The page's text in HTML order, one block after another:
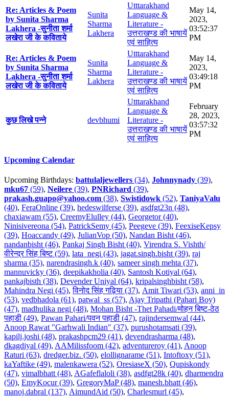
Re: Articles & Poem
by Sunita Sharma
Lakhera -सुनीता शर्मा
लखेरा जी के कविताये
Sunita
Sharma
Lakhera
Utttarakhand
Language &
Literature -
उत्तराखण्ड की भाषायें
एवं साहित्य
May 14,
2023,
03:52:37
PM
Re: Articles & Poem
by Sunita Sharma
Lakhera -सुनीता शर्मा
लखेरा जी के कविताये
Sunita
Sharma
Lakhera
Utttarakhand
Language &
Literature -
उत्तराखण्ड की भाषायें
एवं साहित्य
May 14,
2023,
03:49:18
PM
कुछ लिखे पन्ने devbhumi
Utttarakhand
Language &
Literature -
उत्तराखण्ड की भाषायें
एवं साहित्य
February
28, 2023,
03:57:32
PM
Upcoming Calendar
Upcoming Birthdays: battulaljewellers (34), Johnnynady (39),
mku67 (59), Neilere (39), PNRichard (39),
prakash.guapo@yahoo.com (38), Swistidowk (52), TaniyaValu
(40), FeraOnline (39), hedeswilferse (39), asdfgt23n (48),
chaxiawam (55), CreemyElulley (44), Georgetor (40),
Ninisivereona (54), PatrickSemy (45), Peegeve (39), FeexiseKepsy
(39), Hoaccandy (49), JulianVop (50), Nandan Bisht (46),
nandanbisht (46), Pankaj Singh Bisht (40), Virendra S. Vishth/
वीरेन्द्र सिंह बिष्ट (59), lata_negi (43), jagat.singh.bisht (39), raj
sharma (35), narendrasingh.k (40), sameer singh mehta (37),
mannuvicky (36), deepikakholia (40), Santosh Kotiyal (64),
pankajbisth (38), Devender Uniyal (64), kripalsinghbisht (58),
Mahindra Negi (45),विनोद सिंह गढ़िया (37), Amit Tiwari (53), anni_in
(53), vedbhadola (61), patwal_ss (57), Ajay Tripathi (Pahari Boy)
(47), madhulika negi (48), Mohan Bisht -Thet Pahadi/मोहन बिष्ट-ठेठ
पहाडी (49), Pawan Pahari/पवन पहाडी (47), rajindersemwal (44),
Anoop Rawat "Garhwali Indian" (37), purushotamsati (39),
kapilj.joshi (48), prakashpcm29 (41), devendrasharma (48),
dkagdiyal (49), AAMilissfoom (42), adventureroy (41), Anoop
Raturi (63), dredger.biz. (50), elollignarame (51), Intoftoxy (51),
kaYaftike (49), malenkawera (52), OresiaseX (50), Qupiskondy
(47), vimalbhatt (48), AGafeflaloli (38), asdfgt28k (40), dharmendra
(50), EmyKocur (39), GregoryMaP (48), manesh.bhatt (46),
manoj.dabral (137), AimundAid (50), Charlesmurl (45),